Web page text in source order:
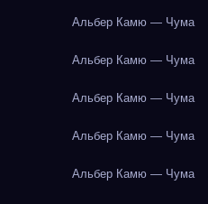
Альбер Камю — Чума
Альбер Камю — Чума
Альбер Камю — Чума
Альбер Камю — Чума
Альбер Камю — Чума